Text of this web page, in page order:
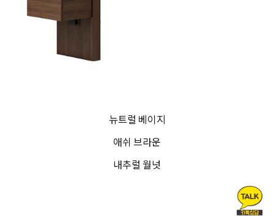
뉴트럴 베이지
애쉬 브라운
내추럴 월넛